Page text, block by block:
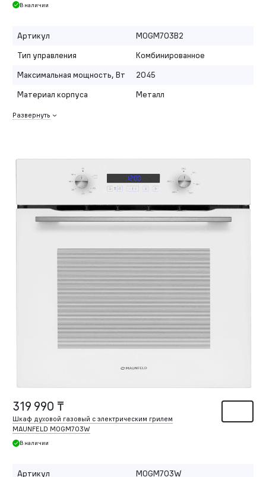
В наличии
Артикул
MOGM703B2
Тип управления
Комбинированное
Максимальная мощность, Вт
2045
Материал корпуса
Металл
Развернуть
319 990 ₸
Шкаф духовой газовый с электрическим грилем
MAUNFELD MOGM703W
В наличии
Артикул
MOGM703W